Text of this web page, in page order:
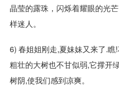
晶莹的露珠，闪烁着耀眼的光
样迷人。
6) 春姐姐刚走,夏妹妹又来了.
粗壮的大树也不甘似弱,它撑开
树阴,使我们感到凉爽。